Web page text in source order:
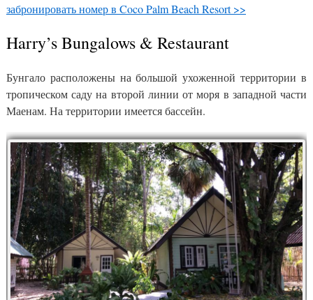
забронировать номер в Coco Palm Beach Resort >>
Harry’s Bungalows & Restaurant
Бунгало расположены на большой ухоженной территории в
тропическом саду на второй линии от моря в западной части
Маенам. На территории имеется бассейн.